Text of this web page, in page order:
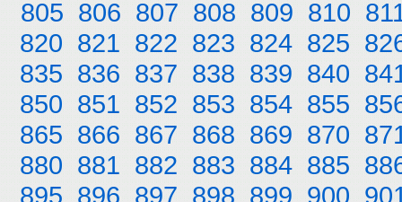
805 806 807 808 809 810
820 821 822 823 824 825
835 836 837 838 839 840
850 851 852 853 854 855
865 866 867 868 869 870
880 881 882 883 884 885
895 896 897 898 899 900